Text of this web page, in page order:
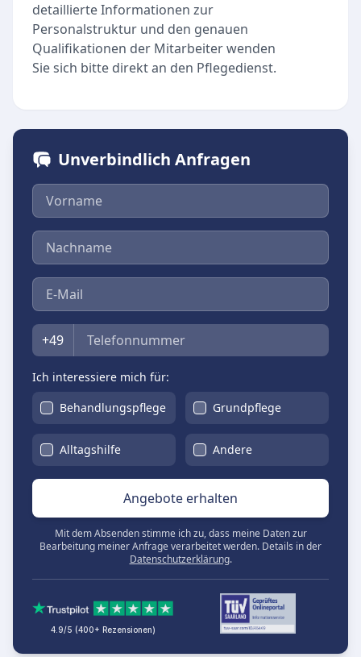
detaillierte Informationen zur
Personalstruktur und den genauen
Qualifikationen der Mitarbeiter wenden
Sie sich bitte direkt an den Pflegedienst.
Unverbindlich Anfragen
Vorname
Nachname
E-Mail
Telefon
+49
Ich interessiere mich für:
Behandlungspflege
Grundpflege
Alltagshilfe Andere
Angebote erhalten
Mit dem Absenden stimme ich zu, dass meine Daten zur
Bearbeitung meiner Anfrage verarbeitet werden. Details in der
Datenschutzerklärung.
4.9/5 (400+ Rezensionen)